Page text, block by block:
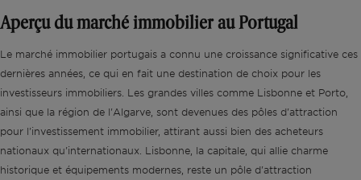
Aperçu du marché immobilier au Portugal
Le marché immobilier portugais a connu une croissance significative ces
dernières années, ce qui en fait une destination de choix pour les
investisseurs immobiliers. Les grandes villes comme Lisbonne et Porto,
ainsi que la région de l'Algarve, sont devenues des pôles d'attraction
pour l'investissement immobilier, attirant aussi bien des acheteurs
nationaux qu'internationaux. Lisbonne, la capitale, qui allie charme
historique et équipements modernes, reste un pôle d'attraction